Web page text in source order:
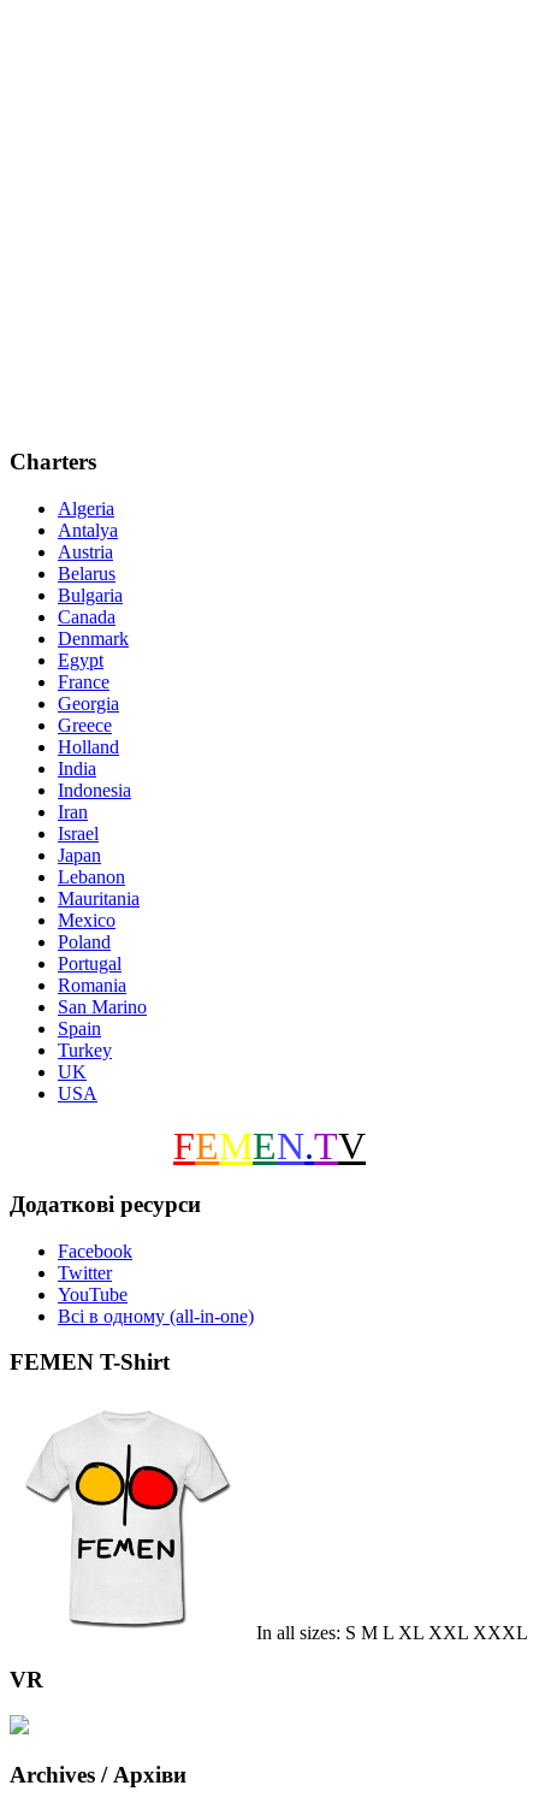
Charters
Algeria
Antalya
Austria
Belarus
Bulgaria
Canada
Denmark
Egypt
France
Georgia
Greece
Holland
India
Indonesia
Iran
Israel
Japan
Lebanon
Mauritania
Mexico
Poland
Portugal
Romania
San Marino
Spain
Turkey
UK
USA
FEMEN.TV
Додаткові ресурси
Facebook
Twitter
YouTube
Всі в одному (all-in-one)
FEMEN T-Shirt
In all sizes: S M L XL XXL XXXL
VR
Archives / Архіви